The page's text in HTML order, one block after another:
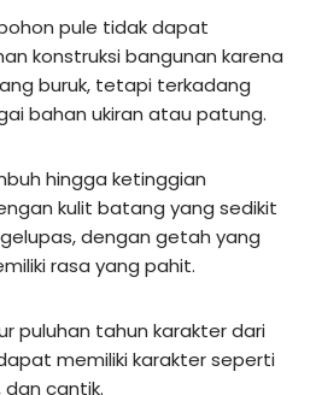
pule tidak dapat
konstruksi bangunan karena
buruk, tetapi terkadang
bahan ukiran atau patung.
hingga ketinggian
kulit batang yang sedikit
dengan getah yang
rasa yang pahit.
puluhan tahun karakter dari
memiliki karakter seperti
dan cantik.